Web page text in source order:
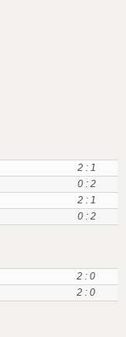
2 : 1
0 : 2
2 : 1
0 : 2
2 : 0
2 : 0